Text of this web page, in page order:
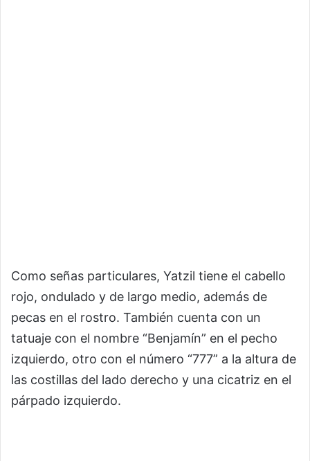
Como señas particulares, Yatzil tiene el cabello
rojo, ondulado y de largo medio, además de
pecas en el rostro. También cuenta con un
tatuaje con el nombre “Benjamín” en el pecho
izquierdo, otro con el número “777” a la altura de
las costillas del lado derecho y una cicatriz en el
párpado izquierdo.